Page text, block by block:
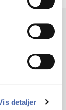
detaljer